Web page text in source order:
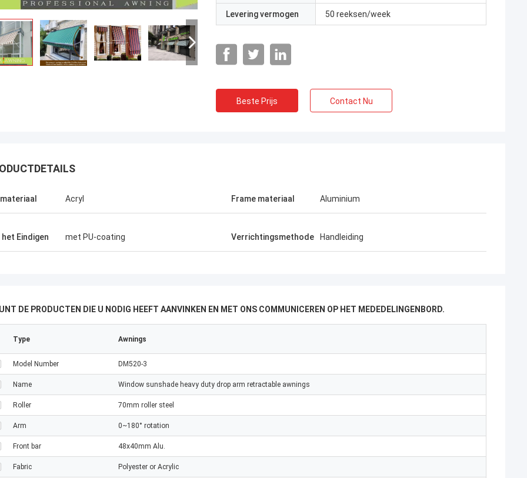
Levering vermogen 50 reeksen/week
Beste Prijs Contact Nu
Acryl Frame materiaal Aluminium
het Eindigen met PU-coating Verrichtingsmethode Handleiding
DE PRODUCTEN DIE U NODIG HEEFT AANVINKEN EN MET ONS COMMUNICEREN OP HET MEDEDELINGENBORD.
Type Awnings
Model Number DM520-3
Name Window sunshade heavy duty drop arm retractable awnings
Roller 70mm roller steel
Arm 0~180° rotation
Front bar 48x40mm Alu.
Fabric Polyester or Acrylic